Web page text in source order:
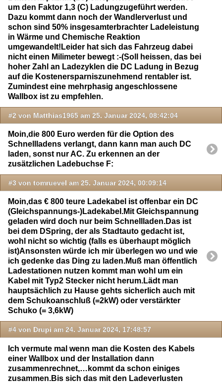
um den Faktor 1,3 (C) Ladungzugeführt werden.
Dazu kommt dann noch der Wandlerverlust und
schon sind 50% insgesamterbrachter Ladeleistung
in Wärme und Chemische Reaktion
umgewandelt!Leider hat sich das Fahrzeug dabei
nicht einen Milimeter bewegt :-(Soll heissen, das bei
hoher Zahl an Ladezyklen die DC Ladung in Bezug
auf die Kostenersparniszunehmend rentabler ist.
Zumindest eine mehrphasig angeschlossene
Wallbox ist zu empfehlen.
#2 von Matthias1965 am 25. Januar 2024, 08:42:04
Moin,die 800 Euro werden für die Option des
Schnellladens verlangt, dann kann man auch DC
laden, sonst nur AC. Zu erkennen an der
zusätzlichen Ladebuchse F:
#3 von tomruevel am 25. Januar 2024, 00:09:14
Moin,das € 800 teure Ladekabel ist offenbar ein DC
(Gleichspannungs-)Ladekabel.Mit Gleichspannung
geladen wird doch nur beim Schnellladen.Das ist
bei dem DSpring, der als Stadtauto gedacht ist,
wohl nicht so wichtig (falls es überhaupt möglich
ist)Ansonsten würde ich mir überlegen wo und wie
ich gedenke das Ding zu laden.Muß man öffentlich
Ladestationen nutzen kommt man wohl um ein
Kabel mit Typ2 Stecker nicht herum.Lädt man
hauptsächlich zu Hause gehts sicherlich auch mit
dem Schukoanschluß (=2kW) oder verstärkter
Schuko (= 3,6kW)
#4 von Drupi am 24. Januar 2024, 17:48:57
Ich vermute mal wenn man die Kosten des Kabels
einer Wallbox und der Installation dann
zusammenrechnet,…kommt da schon einiges
zusammen.Bis sich das mit den Ladeverlusten